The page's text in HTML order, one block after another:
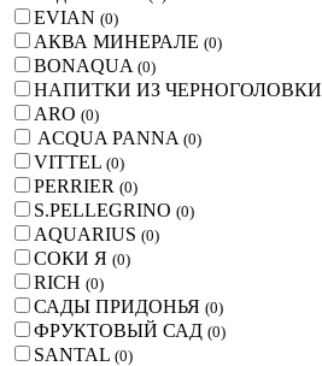
EVIAN (0)
АКВА МИНЕРАЛЕ (0)
BONAQUA (0)
НАПИТКИ ИЗ ЧЕРНОГОЛОВКИ
ARO (0)
ACQUA PANNA (0)
VITTEL (0)
PERRIER (0)
S.PELLEGRINO (0)
AQUARIUS (0)
СОКИ Я (0)
RICH (0)
САДЫ ПРИДОНЬЯ (0)
ФРУКТОВЫЙ САД (0)
SANTAL (0)